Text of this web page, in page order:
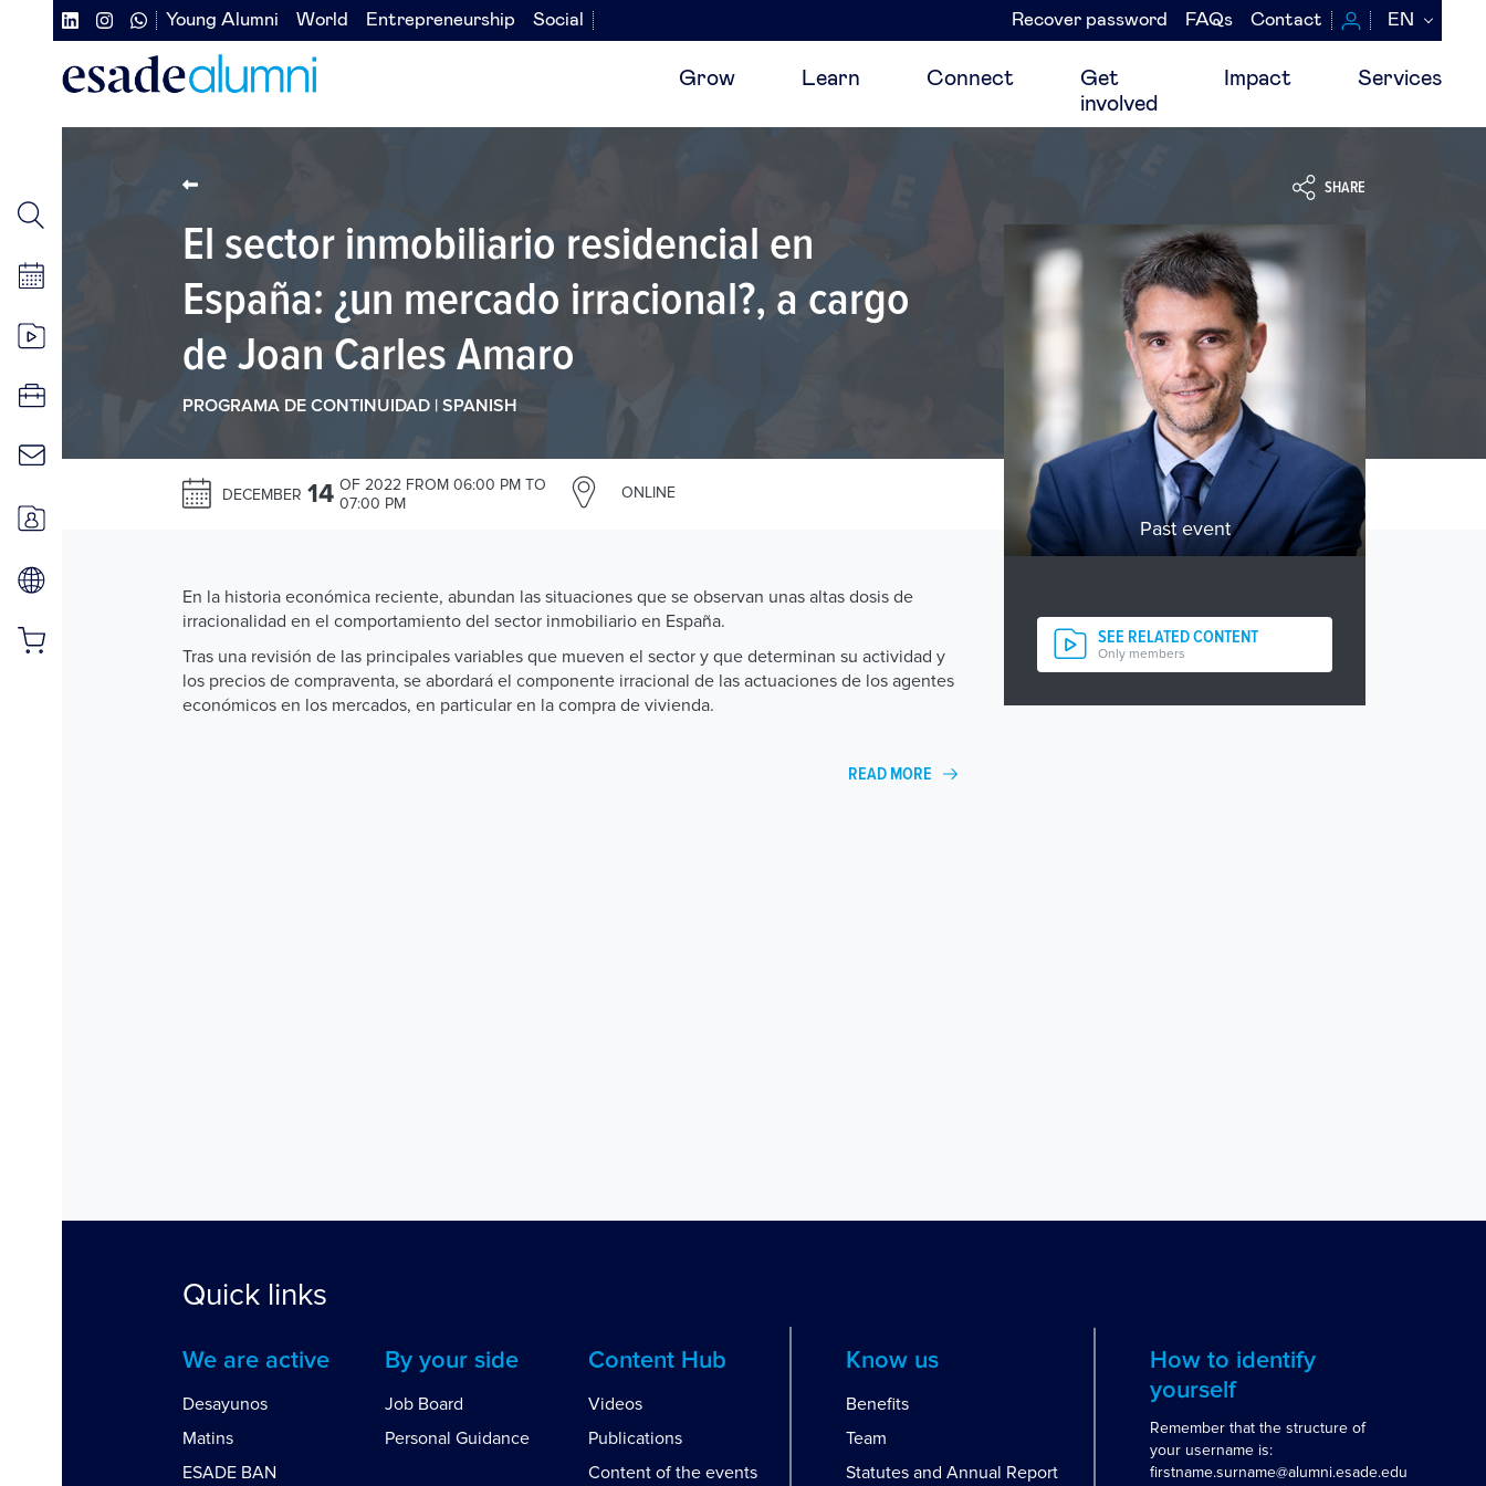
Navegación
secundaria
redes
sociales
Navegación
secundaria
izquierda
Young Alumni World Entrepreneurship Social
Navegación
secundaria
Recover password FAQs Contact EN
Grow Learn Connect
Get
involved
Impact Services
SHARE
El sector inmobiliario residencial en
España: ¿un mercado irracional?, a cargo
de Joan Carles Amaro
PROGRAMA DE CONTINUIDAD | SPANISH
Past event
SEE RELATED CONTENT
Only members
DECEMBER 14 OF 2022 FROM 06:00 PM TO
07:00 PM
ONLINE
En la historia económica reciente, abundan las situaciones que se observan unas altas dosis de
irracionalidad en el comportamiento del sector inmobiliario en España.
Tras una revisión de las principales variables que mueven el sector y que determinan su actividad y
los precios de compraventa, se abordará el componente irracional de las actuaciones de los agentes
económicos en los mercados, en particular en la compra de vivienda.
READ MORE
Quick links
We are active
Desayunos
Matins
ESADE BAN
By your side
Job Board
Personal Guidance
Content Hub
Videos
Publications
Content of the events
Know us
Benefits
Team
Statutes and Annual Report
How to identify
yourself
Remember that the structure of
your username is:
firstname.surname@alumni.esade.edu